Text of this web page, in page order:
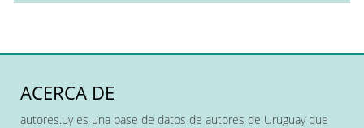
ACERCA DE
autores.uy es una base de datos de autores de Uruguay que